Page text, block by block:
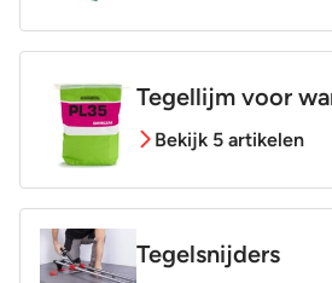
Tegellijm voor
Bekijk 5 artikelen
Tegelsnijders